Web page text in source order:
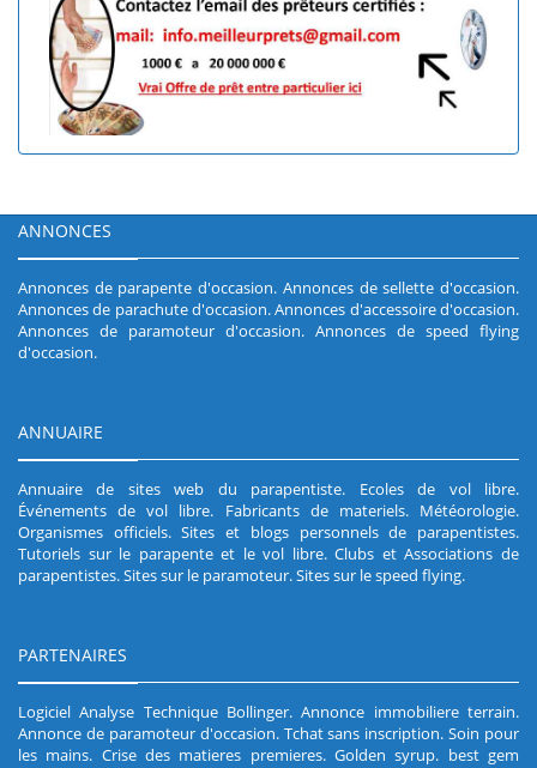
ANNONCES
Annonces de parapente d'occasion. Annonces de sellette d'occasion.
Annonces de parachute d'occasion.Annonces d'accessoire d'occasion.
Annonces de paramoteur d'occasion. Annonces de speed flying
d'occasion.
ANNUAIRE
Annuaire de sites web du parapentiste. Ecoles de vol libre.
Événements de vol libre. Fabricants de materiels. Météorologie.
Organismes officiels.Sites et blogs personnels de parapentistes.
Tutoriels sur le parapente et le vol libre.Clubs et Associations de
parapentistes.Sites sur le paramoteur.Sites sur le speed flying.
PARTENAIRES
Logiciel Analyse Technique Bollinger.Annonce immobiliere terrain.
Annonce de paramoteur d'occasion. Tchat sans inscription.Soin pour
les mains. Crise des matieres premieres.Golden syrup. best gem